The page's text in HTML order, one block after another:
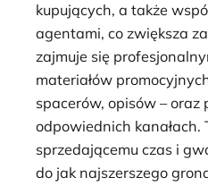
kupujących, a także
agentami, co zwiększa
zajmuje się
materiałów
spacerów, opisów – oraz
odpowiednich kanałach.
sprzedającemu czas i
do jak najszerszego